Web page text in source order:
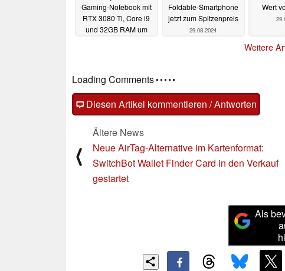
Gaming-Notebook mit
RTX 3080 Ti, Core i9
und 32GB RAM um
Foldable-Smartphone
jetzt zum Spitzenpreis
29.08.2024
Wert
Weitere
Loading Comments
Diesen Artikel kommentieren / Antworten
⟨
Ältere News
Neue AirTag-Alternative im Kartenformat:
SwitchBot Wallet Finder Card in den Verkauf
gestartet
Als